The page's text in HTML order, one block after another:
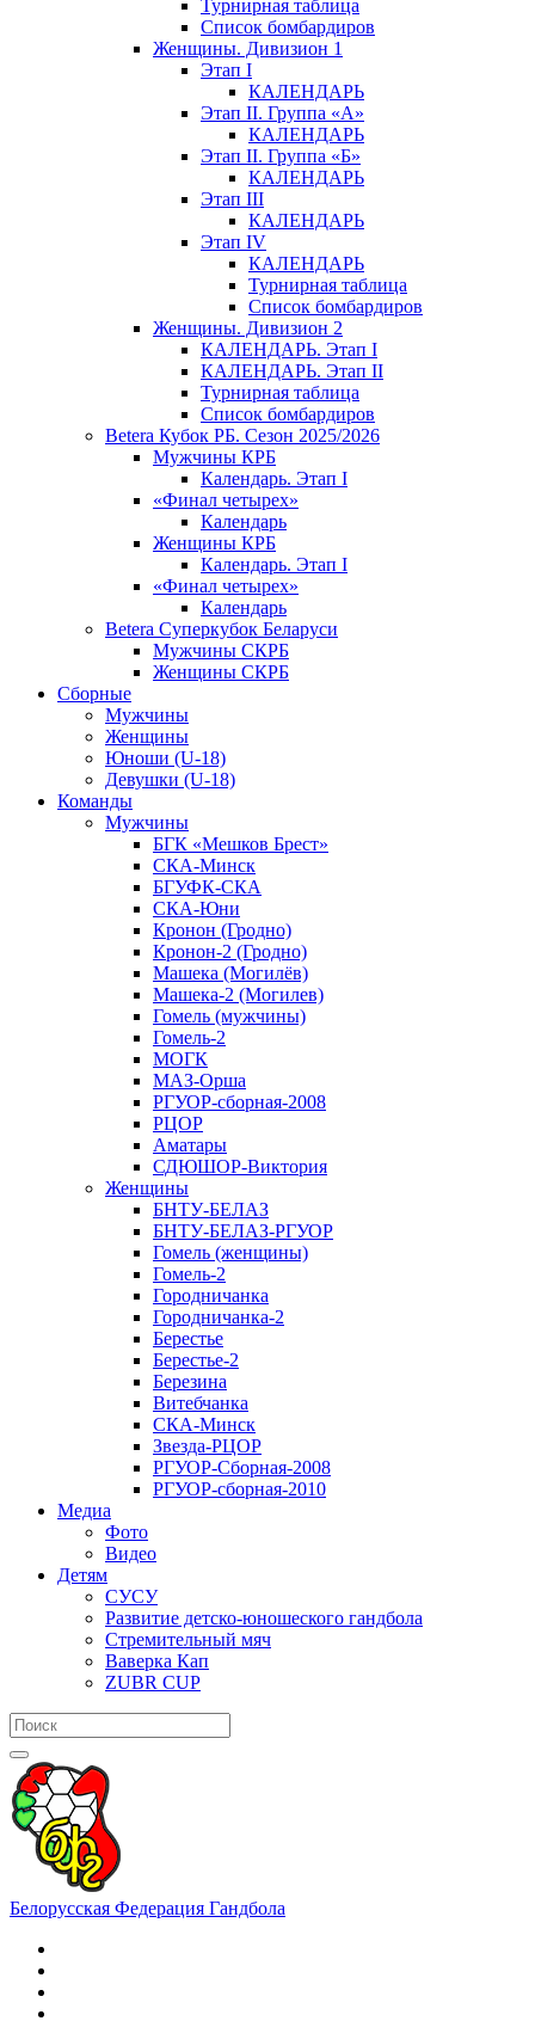
Турнирная таблица
Список бомбардиров
Женщины. Дивизион 1
Этап I
КАЛЕНДАРЬ
Этап II. Группа «А»
КАЛЕНДАРЬ
Этап II. Группа «Б»
КАЛЕНДАРЬ
Этап III
КАЛЕНДАРЬ
Этап IV
КАЛЕНДАРЬ
Турнирная таблица
Список бомбардиров
Женщины. Дивизион 2
КАЛЕНДАРЬ. Этап I
КАЛЕНДАРЬ. Этап II
Турнирная таблица
Список бомбардиров
Betera Кубок РБ. Сезон 2025/2026
Мужчины КРБ
Календарь. Этап I
«Финал четырех»
Календарь
Женщины КРБ
Календарь. Этап I
«Финал четырех»
Календарь
Betera Суперкубок Беларуси
Мужчины СКРБ
Женщины СКРБ
Сборные
Мужчины
Женщины
Юноши (U-18)
Девушки (U-18)
Команды
Мужчины
БГК «Мешков Брест»
СКА-Минск
БГУФК-СКА
СКА-Юни
Кронон (Гродно)
Кронон-2 (Гродно)
Машека (Могилёв)
Машека-2 (Могилев)
Гомель (мужчины)
Гомель-2
МОГК
МАЗ-Орша
РГУОР-сборная-2008
РЦОР
Аматары
СДЮШОР-Виктория
Женщины
БНТУ-БЕЛАЗ
БНТУ-БЕЛАЗ-РГУОР
Гомель (женщины)
Гомель-2
Городничанка
Городничанка-2
Берестье
Берестье-2
Березина
Витебчанка
СКА-Минск
Звезда-РЦОР
РГУОР-Сборная-2008
РГУОР-сборная-2010
Медиа
Фото
Видео
Детям
СУСУ
Развитие детско-юношеского гандбола
Стремительный мяч
Ваверка Кап
ZUBR CUP
Белорусская Федерация Гандбола